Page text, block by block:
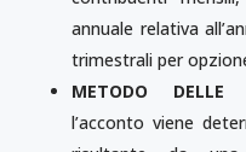
annuale relativa
trimestrali per
METODO DELLE
l’acconto viene